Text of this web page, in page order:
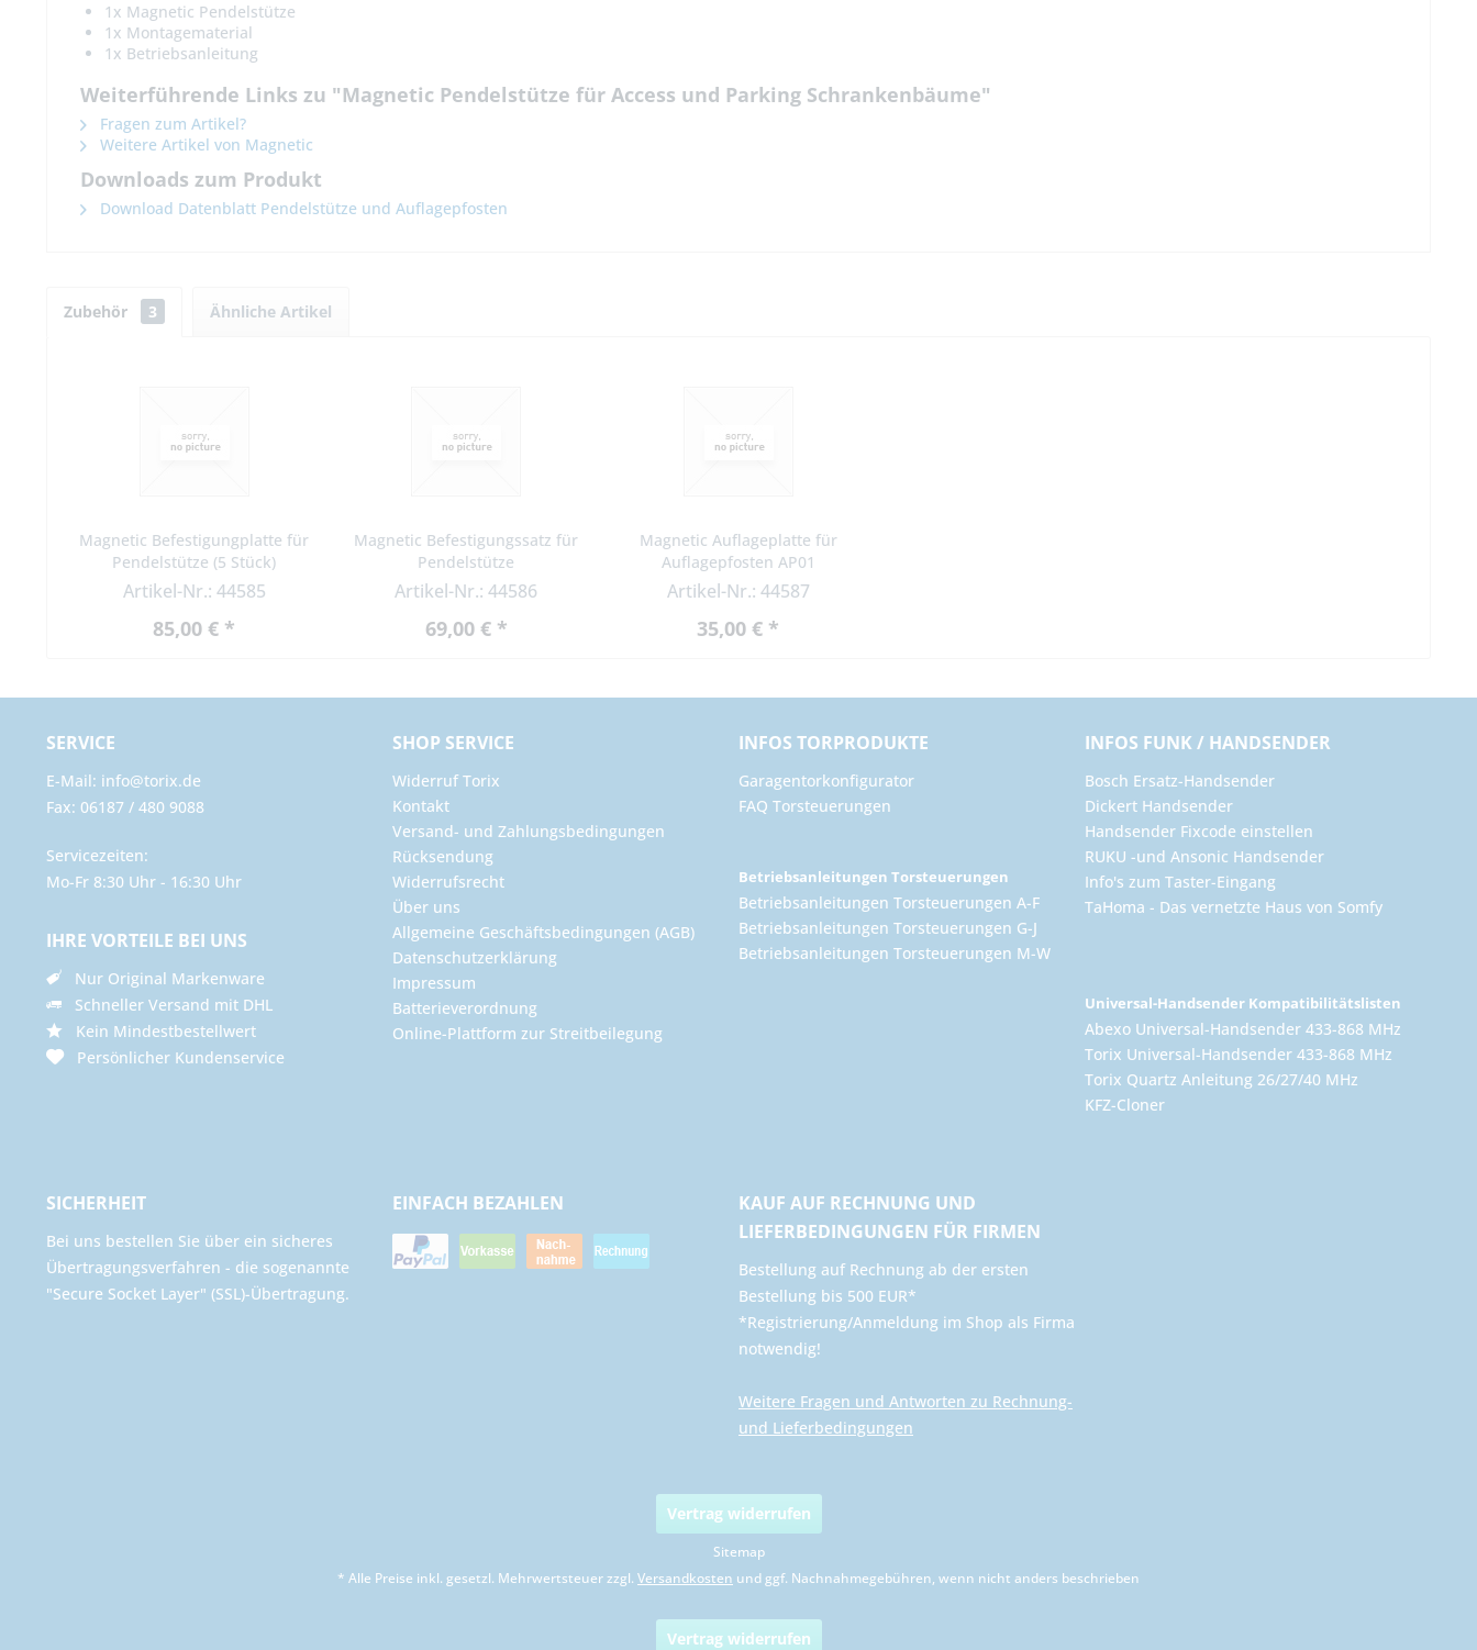
1x Magnetic Pendelstütze
1x Montagematerial
1x Betriebsanleitung
Weiterführende Links zu "Magnetic Pendelstütze für Access und Parking Schrankenbäume"
Fragen zum Artikel?
Weitere Artikel von Magnetic
Downloads zum Produkt
Download Datenblatt Pendelstütze und Auflagepfosten
Zubehör 3 Ähnliche Artikel
Magnetic Befestigungplatte für
Pendelstütze (5 Stück)
Artikel-Nr.: 44585
85,00 € *
Magnetic Befestigungssatz für
Pendelstütze
Artikel-Nr.: 44586
69,00 € *
Magnetic Auflageplatte für
Auflagepfosten AP01
(Kunststoff)
Artikel-Nr.: 44587
35,00 € *
SERVICE
E-Mail: info@torix.de
Fax: 06187 / 480 9088
Servicezeiten:
Mo-Fr 8:30 Uhr - 16:30 Uhr
IHRE VORTEILE BEI UNS
Nur Original Markenware
Schneller Versand mit DHL
Kein Mindestbestellwert
Persönlicher Kundenservice
SHOP SERVICE
Widerruf Torix
Kontakt
Versand- und Zahlungsbedingungen
Rücksendung
Widerrufsrecht
Über uns
Allgemeine Geschäftsbedingungen (AGB)
Datenschutzerklärung
Impressum
Batterieverordnung
Online-Plattform zur Streitbeilegung
INFOS TORPRODUKTE
Garagentorkonfigurator
FAQ Torsteuerungen
Betriebsanleitungen Torsteuerungen
Betriebsanleitungen Torsteuerungen A-F
Betriebsanleitungen Torsteuerungen G-J
Betriebsanleitungen Torsteuerungen M-W
INFOS FUNK / HANDSENDER
Bosch Ersatz-Handsender
Dickert Handsender
Handsender Fixcode einstellen
RUKU -und Ansonic Handsender
Info's zum Taster-Eingang
TaHoma - Das vernetzte Haus von Somfy
Universal-Handsender Kompatibilitätslisten
Abexo Universal-Handsender 433-868 MHz
Torix Universal-Handsender 433-868 MHz
Torix Quartz Anleitung 26/27/40 MHz
KFZ-Cloner
SICHERHEIT
Bei uns bestellen Sie über ein sicheres
Übertragungsverfahren - die sogenannte
"Secure Socket Layer" (SSL)-Übertragung.
EINFACH BEZAHLEN
KAUF AUF RECHNUNG UND
LIEFERBEDINGUNGEN FÜR FIRMEN
​Bestellung auf Rechnung ab der ersten
Bestellung bis 500 EUR*
*Registrierung/Anmeldung im Shop als Firma
notwendig!
Weitere Fragen und Antworten zu Rechnung-
und Lieferbedingungen
Vertrag widerrufen
Sitemap
* Alle Preise inkl. gesetzl. Mehrwertsteuer zzgl. Versandkosten und ggf. Nachnahmegebühren, wenn nicht anders beschrieben
Vertrag widerrufen